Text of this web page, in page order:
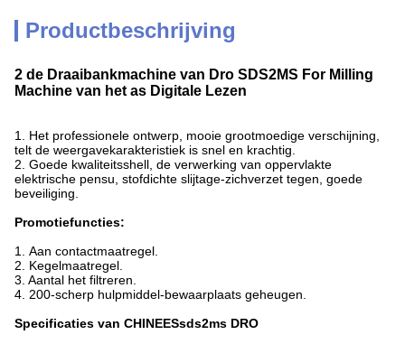
Productbeschrijving
2 de Draaibankmachine van Dro SDS2MS For Milling
Machine van het as Digitale Lezen
1. Het professionele ontwerp, mooie grootmoedige verschijning,
telt de weergavekarakteristiek is snel en krachtig.
2. Goede kwaliteitsshell, de verwerking van oppervlakte
elektrische pensu, stofdichte slijtage-zichverzet tegen, goede
beveiliging.
Promotiefuncties:
1. Aan contactmaatregel.
2. Kegelmaatregel.
3. Aantal het filtreren.
4. 200-scherp hulpmiddel-bewaarplaats geheugen.
Specificaties van CHINEESsds2ms DRO